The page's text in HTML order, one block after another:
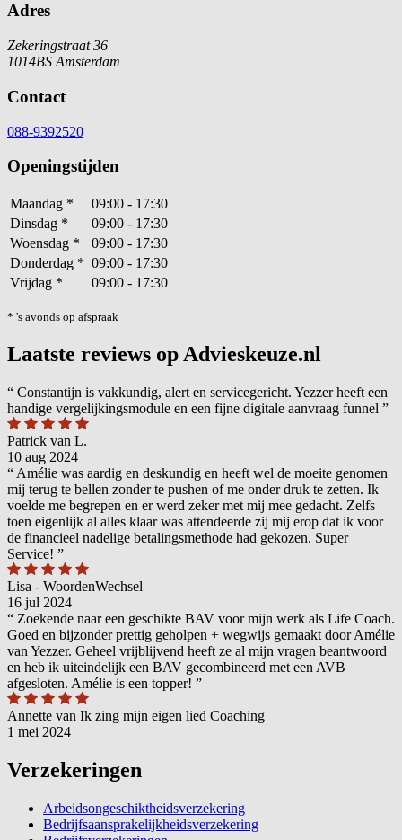
Adres
Zekeringstraat 36
1014BS Amsterdam
Contact
088-9392520
Openingstijden
Maandag *
09:00 - 17:30
Dinsdag *
09:00 - 17:30
Woensdag *
09:00 - 17:30
Donderdag * 09:00 - 17:30
Vrijdag * 09:00 - 17:30
* 's avonds op afspraak
Laatste reviews op Advieskeuze.nl
“ Constantijn is vakkundig, alert en servicegericht. Yezzer heeft een
handige vergelijkingsmodule en een fijne digitale aanvraag funnel ”
Patrick van L.
10 aug 2024
“ Amélie was aardig en deskundig en heeft wel de moeite genomen
mij terug te bellen zonder te pushen of me onder druk te zetten. Ik
voelde me begrepen en er werd zeker met mij mee gedacht. Zelfs
toen eigenlijk al alles klaar was attendeerde zij mij erop dat ik voor
de financieel nadelige betalingsmethode had gekozen. Super
Service! ”
Lisa - WoordenWechsel
16 jul 2024
“ Zoekende naar een geschikte BAV voor mijn werk als Life Coach.
Goed en bijzonder prettig geholpen + wegwijs gemaakt door Amélie
van Yezzer. Geheel vrijblijvend heeft ze al mijn vragen beantwoord
en heb ik uiteindelijk een BAV gecombineerd met een AVB
afgesloten. Amélie is een topper! ”
Annette van Ik zing mijn eigen lied Coaching
1 mei 2024
Verzekeringen
Arbeidsongeschiktheidsverzekering
Bedrijfsaansprakelijkheidsverzekering